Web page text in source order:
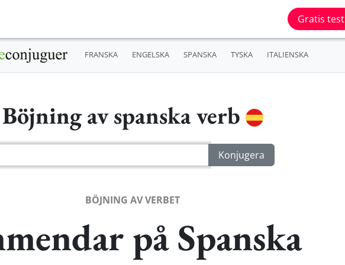
Gratis test
FRANSKA ENGELSKA SPANSKA TYSKA ITALIENSKA
Böjning av spanska verb
BÖJNING AV VERBET
på Spanska